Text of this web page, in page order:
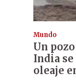
Mundo
Un
India
oleaje